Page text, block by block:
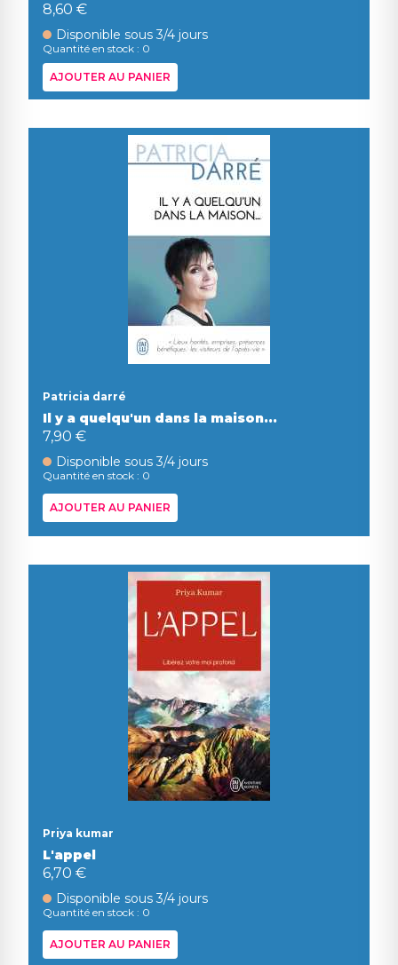
8,60 €
Disponible sous 3/4 jours
Quantité en stock : 0
AJOUTER AU PANIER
Patricia darré
Il y a quelqu'un dans la maison...
7,90 €
Disponible sous 3/4 jours
Quantité en stock : 0
AJOUTER AU PANIER
Priya kumar
L'appel
6,70 €
Disponible sous 3/4 jours
Quantité en stock : 0
AJOUTER AU PANIER